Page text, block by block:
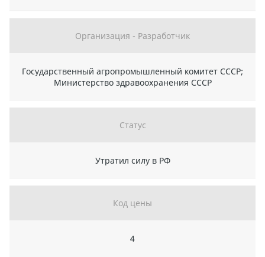
Организация - Разработчик
Государственный агропромышленный комитет СССР;
Министерство здравоохранения СССР
Статус
Утратил силу в РФ
Код цены
4